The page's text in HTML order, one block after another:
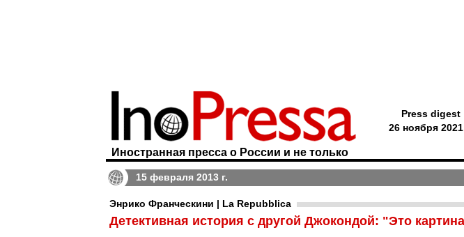
Иностранная пресса о России и не только
Press digest
26 ноября 2021
15 февраля 2013 г.
Энрико Франческини | La Repubblica
Детективная история с другой Джокондой: "Это